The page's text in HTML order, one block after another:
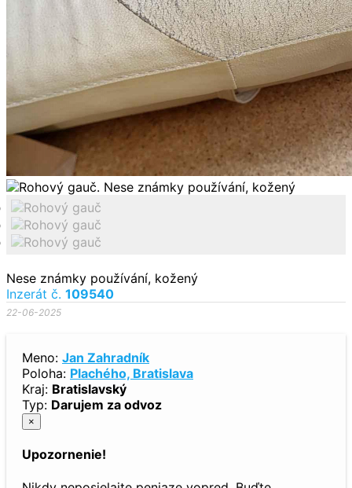
Nese známky používání, kožený
Inzerát č. 109540
22-06-2025
Meno: Jan Zahradník
Poloha: Plachého, Bratislava
Kraj: Bratislavský
Typ: Darujem za odvoz
×
Upozornenie!